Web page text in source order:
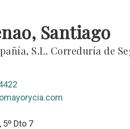
Santiago
S.L. Correduría de
5º Dto 7